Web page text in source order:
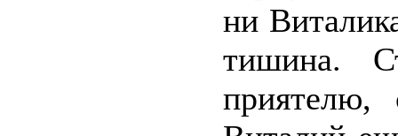
ни
тишина.
приятелю,